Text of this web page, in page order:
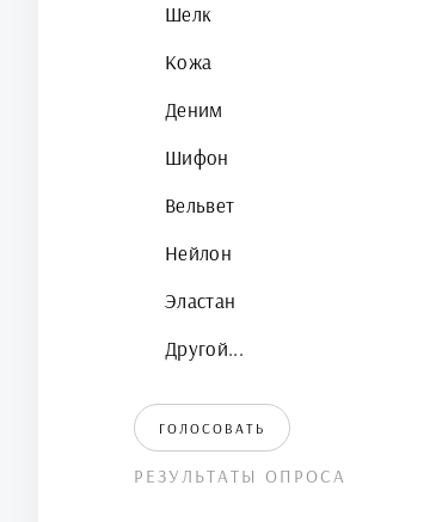
Шелк
Кожа
Деним
Шифон
Вельвет
Нейлон
Эластан
Другой...
ГОЛОСОВАТЬ
РЕЗУЛЬТАТЫ ОПРОСА